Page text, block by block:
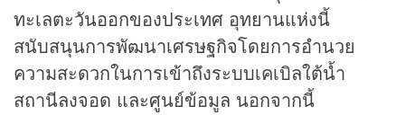
ทะเลตะวันออกของประเทศ อุทยานแห่งนี้
สนับสนุนการพัฒนาเศรษฐกิจโดยการอำนวย
ความสะดวกในการเข้าถึงระบบเคเบิลใต้น้ำ
สถานีลงจอด และศูนย์ข้อมูล นอกจากนี้